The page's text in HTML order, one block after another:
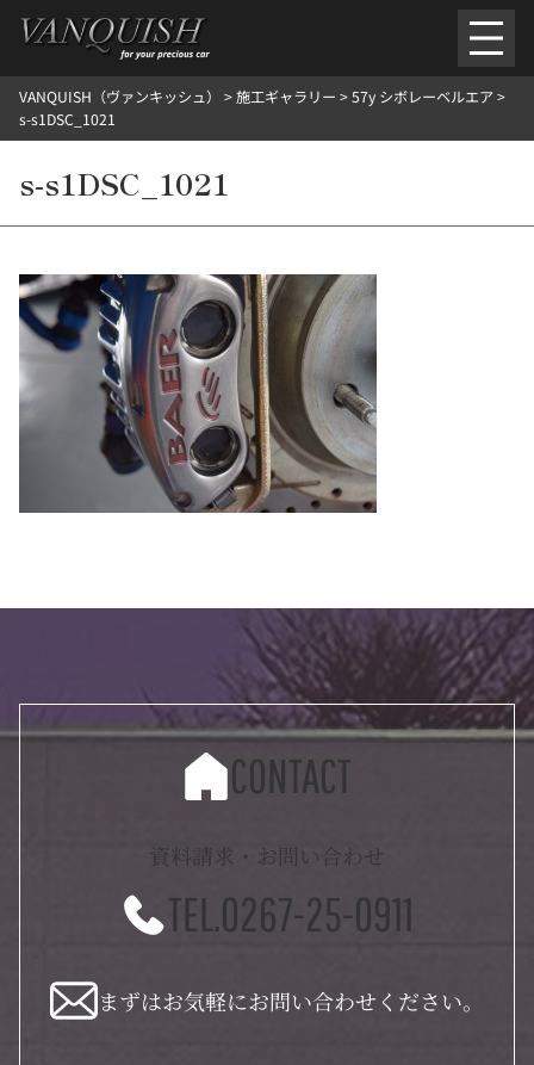
を
ごあいさつ会社案内施工環境紹介所在地
ご提供メニュー
外装のガラスコーティング施工料金
ヘッドライトクリーニング施工料金
樹脂・メッシュパーツコーティング施工料金
施工ギャラリー
PICKUPNOSTALGIC
お客さまの声お問い合わせ 施工のご予約
VANQUISH（ヴァンキッシュ） >施工ギャラリー >57y シボレーベルエア >
s-s1DSC_1021
s-s1DSC_1021
CONTACT
資料請求・お問い合わせ
TEL.0267-25-0911
まずはお気軽にお問い合わせください。